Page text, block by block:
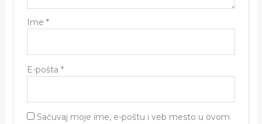
Ime *
E-pošta *
Sačuvaj moje ime, e-poštu i veb mesto u ovom